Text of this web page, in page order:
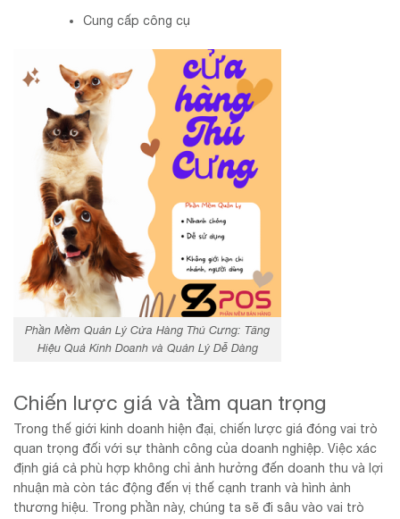
Cung cấp công cụ
Phần Mềm Quản Lý Cửa Hàng Thú Cưng: Tăng
Hiệu Quả Kinh Doanh và Quản Lý Dễ Dàng
Chiến lược giá và tầm quan trọng
Trong thế giới kinh doanh hiện đại, chiến lược giá đóng vai trò
quan trọng đối với sự thành công của doanh nghiệp. Việc xác
định giá cả phù hợp không chỉ ảnh hưởng đến doanh thu và lợi
nhuận mà còn tác động đến vị thế cạnh tranh và hình ảnh
thương hiệu. Trong phần này, chúng ta sẽ đi sâu vào vai trò